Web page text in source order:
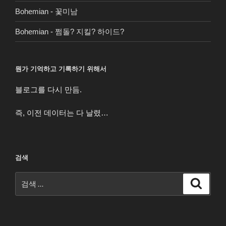
Bohemian - 꽃미남
Bohemian - 쩜돌? 지킬? 하이드?
뭔가 기억하고 기록하기 위해서
블로그를 다시 만듬.
즉, 이전 데이터는 다 날렸…
검색
색: